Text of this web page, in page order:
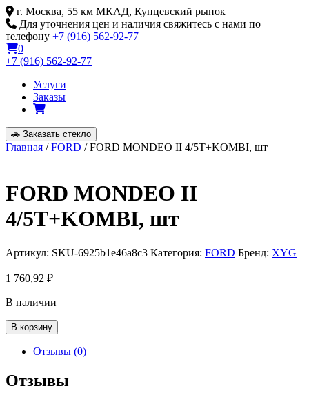
Skip
to
content
г. Москва, 55 км МКАД, Кунцевский рынок
Для уточнения цен и наличия свяжитесь с нами по
телефону +7 (916) 562-92-77
0
+7 (916) 562-92-77
Услуги
Заказы
🚗 Заказать стекло
Главная /FORD / FORD MONDEO II 4/5T+KOMBI, шт
FORD MONDEO II
4/5T+KOMBI, шт
Артикул: SKU-6925b1e46a8c3 Категория: FORD Бренд: XYG
1 760,92 ₽
В наличии
Количество
товара
FORD
II
4/5T+KOMBI,
В корзину
Отзывы (0)
Отзывы